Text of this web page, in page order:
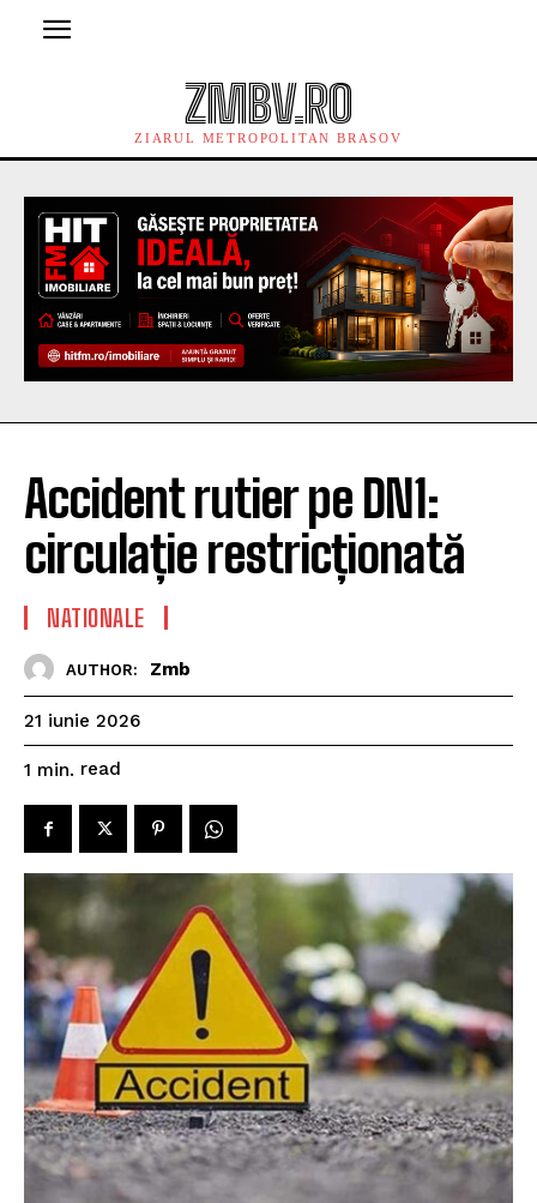
ZMBV.RO
ZIARUL METROPOLITAN BRASOV
Accident rutier pe DN1:
circulație restricționată
NATIONALE
AUTHOR: Zmb
21 iunie 2026
1 min. read